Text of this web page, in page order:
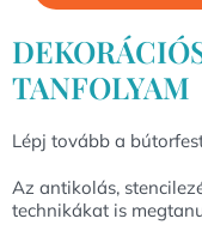
TANFOLYAM
Lépj tovább a
Az antikolás,
technikákat is